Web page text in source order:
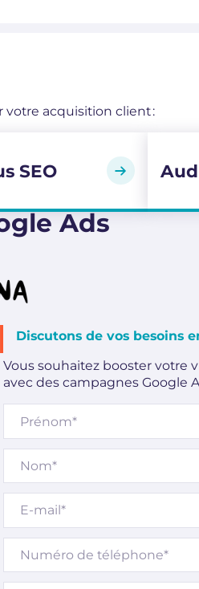
votre acquisition client :
SEO
Ads
Discutons de vos besoins
Vous souhaitez booster votre
avec des campagnes Google